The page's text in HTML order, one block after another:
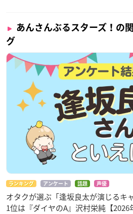
あんさんぶるスターズ！の
グ
ランキング アンケート 話題 声優
オタクが選ぶ「逢坂良太が演じるキ
1位は『ダイヤのA』沢村栄純【2026